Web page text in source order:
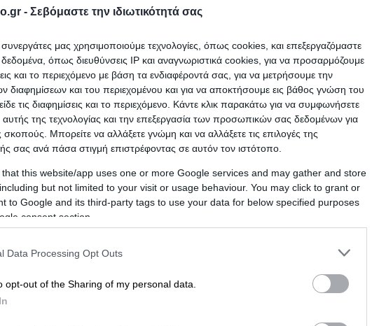
- Σεβόμαστε την ιδιωτικότητά σας
συνεργάτες μας χρησιμοποιούμε τεχνολογίες, όπως cookies, και επεξεργαζόμαστε
όπως διευθύνσεις IP και αναγνωριστικά cookies, για να προσαρμόζουμε
και το περιεχόμενο με βάση τα ενδιαφέροντά σας, για να μετρήσουμε την
διαφημίσεων και του περιεχομένου και για να αποκτήσουμε εις βάθος γνώση του
τις διαφημίσεις και το περιεχόμενο. Κάντε κλικ παρακάτω για να συμφωνήσετε
της τεχνολογίας και την επεξεργασία των προσωπικών σας δεδομένων για
Μπορείτε να αλλάξετε γνώμη και να αλλάξετε τις επιλογές της
σας ανά πάσα στιγμή επιστρέφοντας σε αυτόν τον ιστότοπο.
that this website/app uses one or more Google services and may gather and store
but not limited to your visit or usage behaviour. You may click to grant or
to Google and its third-party tags to use your data for below specified purposes
consent section.
Data Processing Opt Outs
opt-out of the Sharing of my personal data.
V.which belongs to the bussiness category
any reviews yet
first to share your experience and help other users make